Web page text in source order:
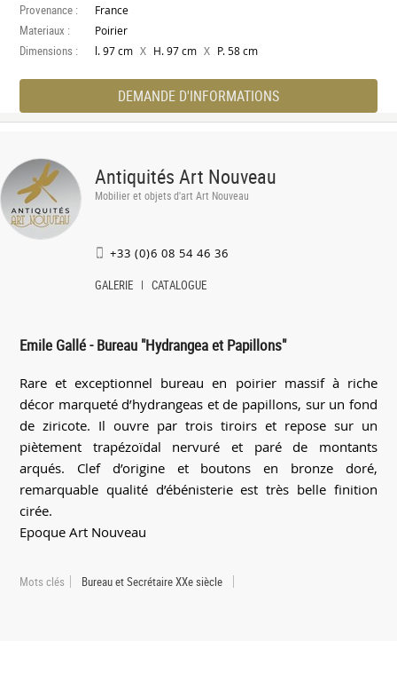
Provenance : France
Materiaux : Poirier
Dimensions : l. 97 cm X H. 97 cm X P. 58 cm
DEMANDE D'INFORMATIONS
Antiquités Art Nouveau
Mobilier et objets d'art Art Nouveau
+33 (0)6 08 54 46 36
GALERIE CATALOGUE
Emile Gallé - Bureau "Hydrangea et Papillons"
Rare et exceptionnel bureau en poirier massif à riche
décor marqueté d’hydrangeas et de papillons, sur un fond
de ziricote. Il ouvre par trois tiroirs et repose sur un
piètement trapézoïdal nervuré et paré de montants
arqués. Clef d’origine et boutons en bronze doré,
remarquable qualité d’ébénisterie est très belle finition
cirée.
Epoque Art Nouveau
Mots clés Bureau et Secrétaire XXe siècle